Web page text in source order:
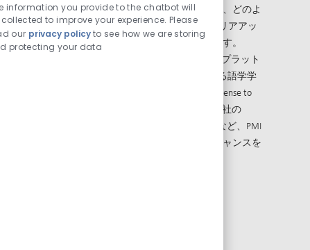
日は半
従業員に
手当
円）、育
バランス
リーダー、マネージャー、一般社員、どのよ
うな職種においても、PMIにはキャリアアッ
プを図るための多くの機会があります。
「Udemy」や当社独自の「FUSE学習プラット
フォーム」、「Rosetta Stone」による語学学
習、マネージャーを対象とした「License to
Leadプログラム」への参加、また当社の
「iGrowメンタリングプログラム」など、PMI
ではキャリアアップを育む多彩なチャンスを
information you provide to the chatbot will
collected to improve your experience. Please
our privacy policyto see how we are storing
protecting your data